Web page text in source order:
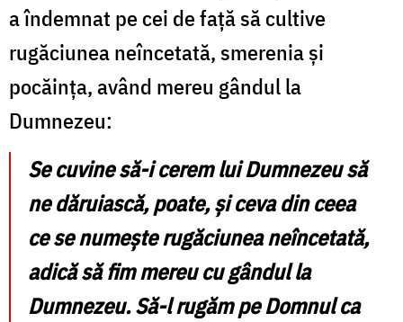
a îndemnat pe cei de față să cultive
rugăciunea neîncetată, smerenia și
pocăința, având mereu gândul la
Dumnezeu:
Se cuvine să-i cerem lui Dumnezeu să
ne dăruiască, poate, și ceva din ceea
ce se numește rugăciunea neîncetată,
adică să fim mereu cu gândul la
Dumnezeu. Să-l rugăm pe Domnul ca